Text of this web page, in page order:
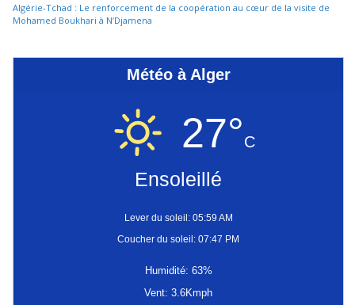
Algérie-Tchad : Le renforcement de la coopération au cœur de la visite de
Mohamed Boukhari à N’Djamena
Météo à Alger
27°C
Ensoleillé
Lever du soleil: 05:59 AM
Coucher du soleil: 07:47 PM
Humidité: 63%
Vent: 3.6Kmph